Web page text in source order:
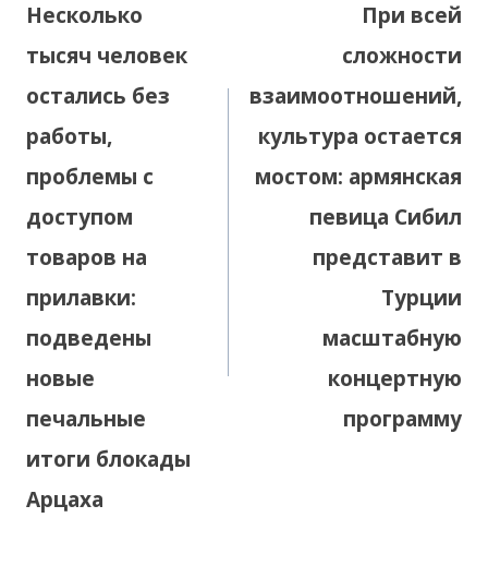
записям
Несколько
тысяч человек
остались без
работы,
проблемы с
доступом
товаров на
прилавки:
подведены
новые
печальные
итоги блокады
Арцаха
При всей
сложности
взаимоотношений,
культура остается
мостом: армянская
певица Сибил
представит в
Турции
масштабную
концертную
программу